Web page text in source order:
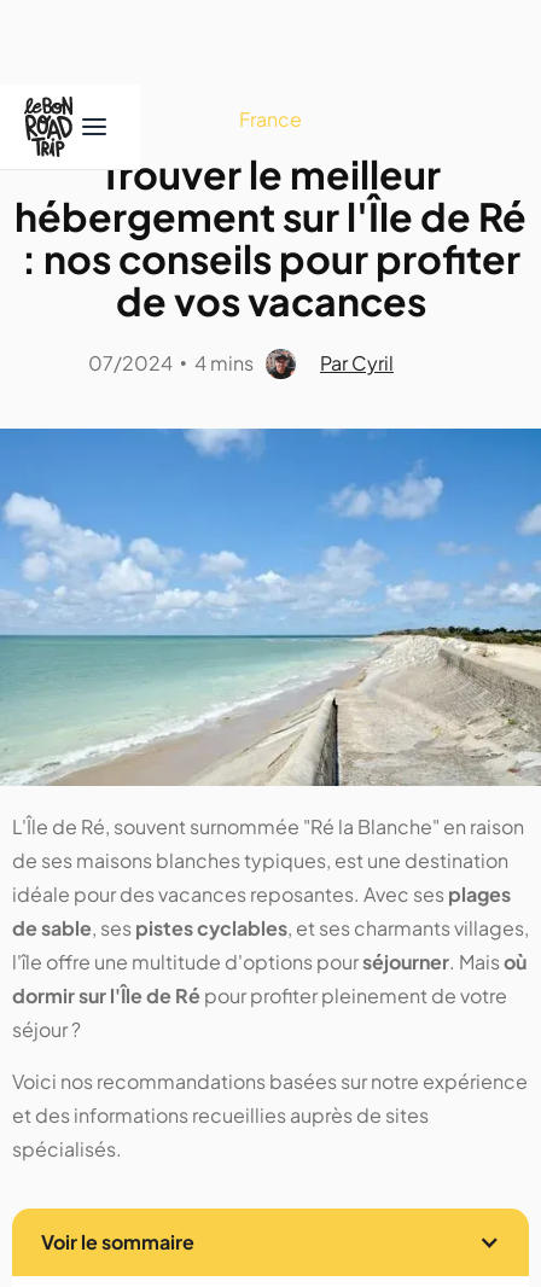
France
Trouver le meilleur
hébergement sur l'Île de Ré
: nos conseils pour profiter
de vos vacances
07/2024 • 4 mins Par Cyril
L'Île de Ré, souvent surnommée "Ré la Blanche" en raison
de ses maisons blanches typiques, est une destination
idéale pour des vacances reposantes. Avec sesplages
de sable, sespistes cyclables, et ses charmants villages,
l'île offre une multitude d'options pourséjourner. Maisoù
dormir sur l'Île de Répour profiter pleinement de votre
séjour ?
Voici nos recommandations basées sur notre expérience
et des informations recueillies auprès de sites
spécialisés.
Voir le sommaire